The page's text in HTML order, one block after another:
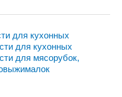
для кухонных
для кухонных
для мясорубок,